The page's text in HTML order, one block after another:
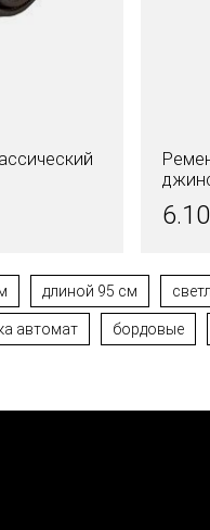
длиной 95 см
автомат бордовые